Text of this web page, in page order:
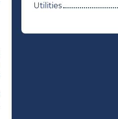
Utilities